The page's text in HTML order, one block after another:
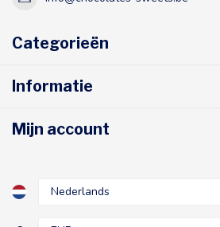
Categorieën
Informatie
Mijn account